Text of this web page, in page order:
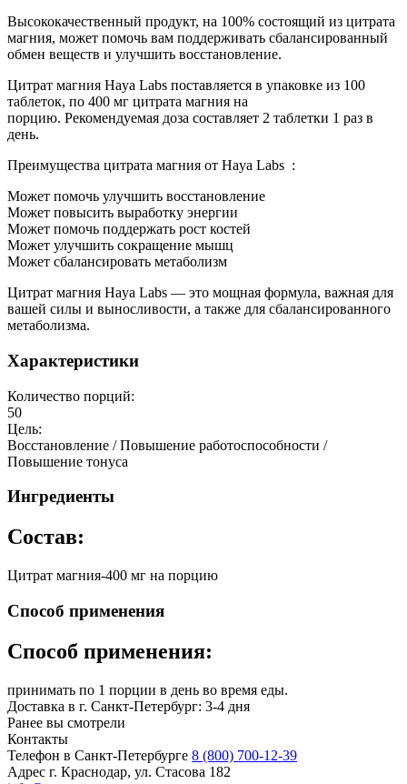
Высококачественный продукт, на 100% состоящий из цитрата
магния, может помочь вам поддерживать сбалансированный
обмен веществ и улучшить восстановление.
Цитрат магния Haya Labs поставляется в упаковке из 100
таблеток, по 400 мг цитрата магния на
порцию. Рекомендуемая доза составляет 2 таблетки 1 раз в
день.
Преимущества цитрата магния от Haya Labs :
Может помочь улучшить восстановление
Может повысить выработку энергии
Может помочь поддержать рост костей
Может улучшить сокращение мышц
Может сбалансировать метаболизм
Цитрат магния Haya Labs — это мощная формула, важная для
вашей силы и выносливости, а также для сбалансированного
метаболизма.
Характеристики
Количество порций:
50
Цель:
Восстановление / Повышение работоспособности /
Повышение тонуса
Ингредиенты
Состав:
Цитрат магния-400 мг на порцию
Способ применения
Способ применения:
принимать по 1 порции в день во время еды.
Доставка в г. Санкт-Петербург: 3-4 дня
Ранее вы смотрели
Контакты
Телефон в Санкт-Петербурге 8 (800) 700-12-39
Адрес г. Краснодар, ул. Стасова 182